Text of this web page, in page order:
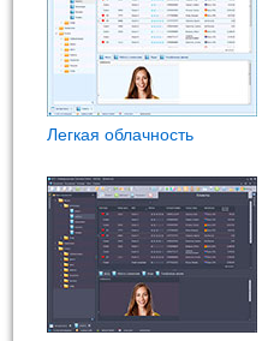
Легкая облачность